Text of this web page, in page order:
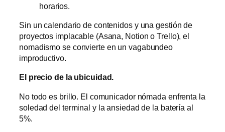
horarios.
Sin un calendario de contenidos y una gestión de
proyectos implacable (Asana, Notion o Trello), el
nomadismo se convierte en un vagabundeo
improductivo.
El precio de la ubicuidad.
No todo es brillo. El comunicador nómada enfrenta la
soledad del terminal y la ansiedad de la batería al
5%.